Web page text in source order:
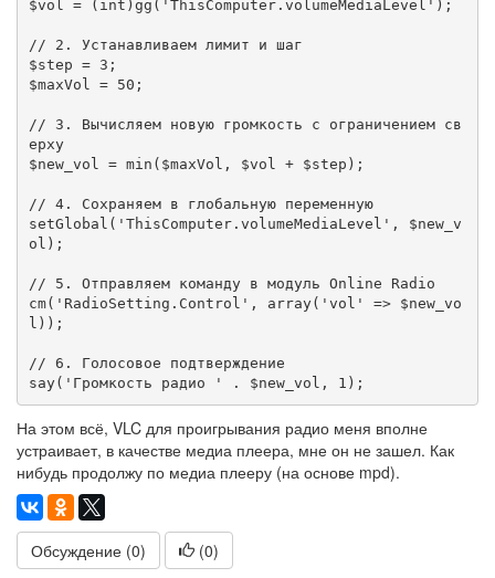
$vol = (int)gg('ThisComputer.volumeMediaLevel');
// 2. Устанавливаем лимит и шаг
$step = 3;
$maxVol = 50;
// 3. Вычисляем новую громкость с ограничением св
ерху
$new_vol = min($maxVol, $vol + $step);
// 4. Сохраняем в глобальную переменную
setGlobal('ThisComputer.volumeMediaLevel', $new_v
ol);
// 5. Отправляем команду в модуль Online Radio
cm('RadioSetting.Control', array('vol' => $new_vo
l));
// 6. Голосовое подтверждение
say('Громкость радио ' . $new_vol, 1);
На этом всё, VLC для проигрывания радио меня вполне
устраивает, в качестве медиа плеера, мне он не зашел. Как
нибудь продолжу по медиа плееру (на основе mpd).
Обсуждение (0) (0)